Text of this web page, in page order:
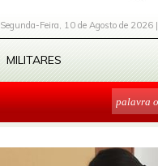
Segunda-Feira, 10 de Agosto de 2026 |
MILITARES